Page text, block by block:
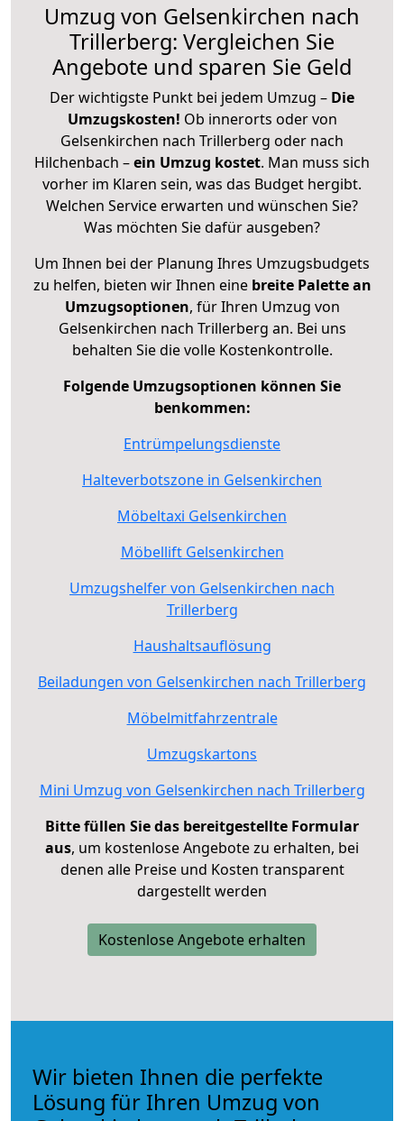
Umzug von Gelsenkirchen nach
Trillerberg: Vergleichen Sie
Angebote und sparen Sie Geld
Der wichtigste Punkt bei jedem Umzug – Die
Umzugskosten! Ob innerorts oder von
Gelsenkirchen nach Trillerberg oder nach
Hilchenbach –ein Umzug kostet. Man muss sich
vorher im Klaren sein, was das Budget hergibt.
Welchen Service erwarten und wünschen Sie?
Was möchten Sie dafür ausgeben?
Um Ihnen bei der Planung Ihres Umzugsbudgets
zu helfen, bieten wir Ihnen eine breite Palette an
Umzugsoptionen, für Ihren Umzug von
Gelsenkirchen nach Trillerberg an. Bei uns
behalten Sie die volle Kostenkontrolle.
Folgende Umzugsoptionen können Sie
benkommen:
Entrümpelungsdienste
Halteverbotszone in Gelsenkirchen
Möbeltaxi Gelsenkirchen
Möbellift Gelsenkirchen
Umzugshelfer von Gelsenkirchen nach
Trillerberg
Haushaltsauflösung
Beiladungen von Gelsenkirchen nach Trillerberg
Möbelmitfahrzentrale
Umzugskartons
Mini Umzug von Gelsenkirchen nach Trillerberg
Bitte füllen Sie das bereitgestellte Formular
aus, um kostenlose Angebote zu erhalten, bei
denen alle Preise und Kosten transparent
dargestellt werden
Kostenlose Angebote erhalten
Wir bieten Ihnen die perfekte
Lösung für Ihren Umzug von